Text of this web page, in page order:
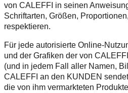
von CALEFFI in seinen
Schriftarten, Größen,
respektieren.
Für jede autorisierte Online-
und der Grafiken der von
(und in jedem Fall aller Namen,
CALEFFI an den KUNDEN
die von ihm vermarkteten